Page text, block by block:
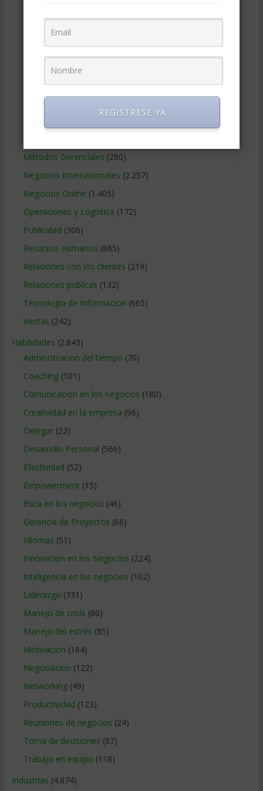
Estrategia Empresarial
Finanzas Corporativas(748)
Gerencia social y ambiental
Gobierno Corporativo(11)
(125)
Métodos Gerenciales (280)
Negocios Internacionales (2.257)
Negocios Online (1.405)
Operaciones y Logística (172)
Publicidad (306)
Recursos Humanos (865)
Relaciones con los clientes (219)
Relaciones publicas (132)
Tecnologia de Informacion (665)
Ventas (242)
Habilidades (2.843)
Administracion del tiempo (70)
Coaching(101)
Comunicacion en los negocios (180)
Creatividad en la empresa (96)
Delegar(22)
Desarrollo Personal (566)
Efectividad (52)
Empowerment (15)
Etica en los negocios (46)
Gerencia de Proyectos (66)
Idiomas (51)
Innovacion en los Negocios (224)
Inteligencia en los negocios (102)
Liderazgo (331)
Manejo de crisis (60)
Manejo del estrés (85)
Motivacion (164)
Negociacion (122)
Networking(49)
Productividad (123)
Reuniones de negocios (24)
Toma de decisiones (87)
Trabajo en equipo (118)
Industrias (4.874)
REGISTRESE YA